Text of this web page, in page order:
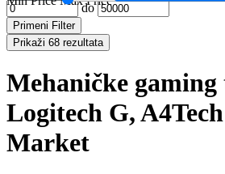
do
Primeni Filter
Prikaži 68 rezultata
Mehaničke
Logitech G,
Market